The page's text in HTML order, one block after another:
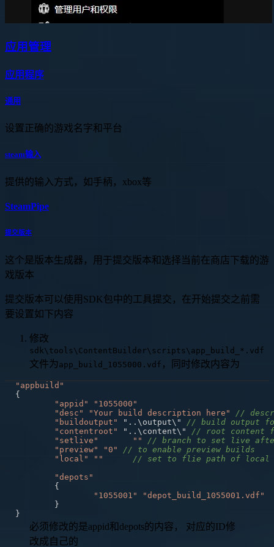
应用管理
应用程序
通用
设置正确的游戏名字和平台
steam输入
提供的输入方式，如手柄，xbox等
SteamPipe
提交版本
这个是版本生成器，用于提交版本和选择当前在商店下载的游
戏版本
提交版本可以使用SDK包中的工具提交，在开始提交之前需
要设置如下内容
修改
sdk\tools\ContentBuilder\scripts\app_build_*.vdf
文件为 app_build_1055000.vdf ，同时修改内容为
"appbuild"
{
"appid"
"1055000"
"desc"
"Your build description here"
//
"buildoutput"
"..\output\"
// build output
"contentroot"
"..\content\"
// root content
"setlive"
""
// branch to set live
"preview"
"0"
// to enable preview builds
"local"
""
// set to flie path of local
"depots"
{
"1055001"
"depot_build_1055001.vdf"
}
}
必须修改的是appid和depots的内容， 对应的ID修
改成自己的